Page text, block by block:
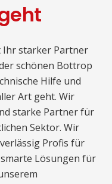
Ihr starker Partner
schönen Bottrop
Hilfe und
Art geht. Wir
starke Partner für
Sektor. Wir
Profis für
Lösungen für